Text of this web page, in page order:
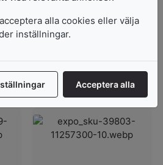
Pris från
Visa produkter
alla cookies eller välja
inställningar.
Acceptera alla